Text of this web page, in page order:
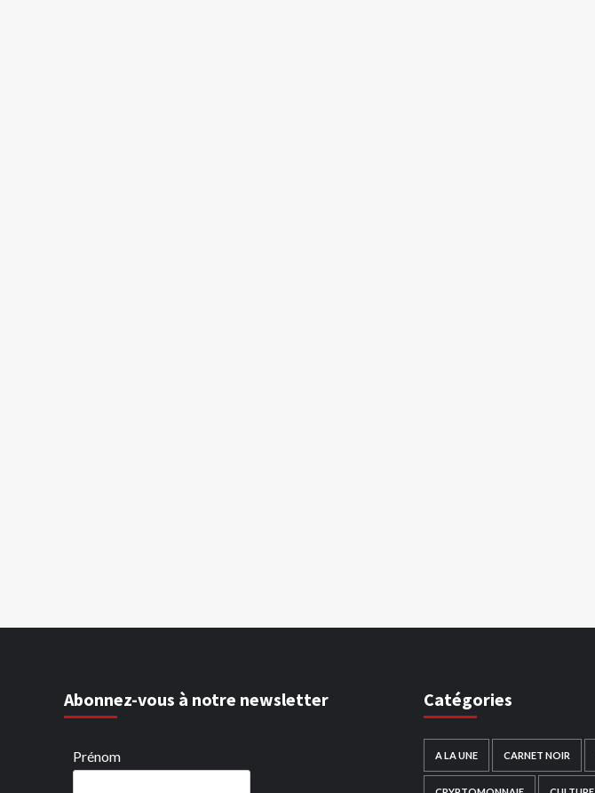
Abonnez-vous à notre newsletter
Prénom
Catégories
A LA UNE CARNET NOIR